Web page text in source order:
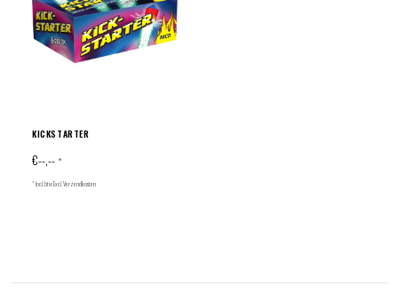
KICKSTARTER
€--,-- *
* Incl. btw Excl.Verzendkosten